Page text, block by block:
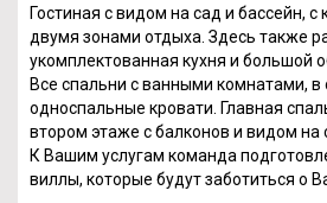
Гостиная с видом на сад и бассейн,
двумя зонами отдыха. Здесь также
укомплектованная кухня и большой
Все спальни с ванными комнатами, в
односпальные кровати. Главная
втором этаже с балконов и видом на
К Вашим услугам команда
виллы, которые будут заботиться о